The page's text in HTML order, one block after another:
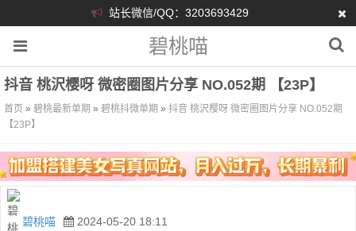
站长微信/QQ：3203693429
碧桃喵
抖音 桃沢樱呀 微密圈图片分享 NO.052期 【23P】
首页 » 碧桃最新单期 » 碧桃抖微单期 » 抖音 桃沢樱呀 微密圈图片分享 NO.052期
【23P】
碧桃喵 2024-05-20 18:11